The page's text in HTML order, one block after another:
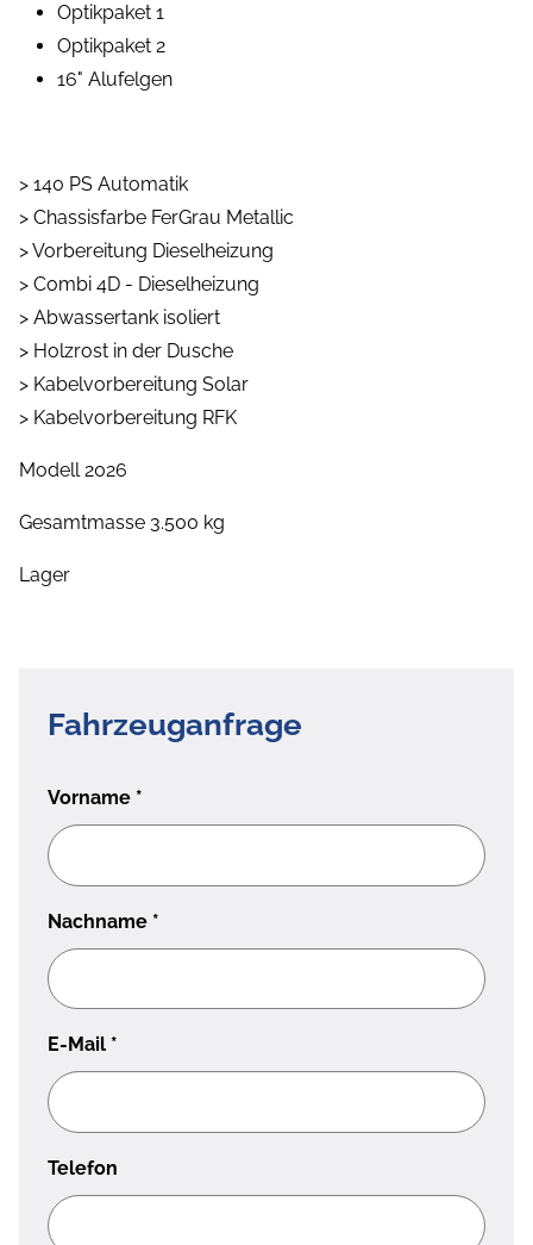
Optikpaket 1
Optikpaket 2
16" Alufelgen
> 140 PS Automatik
> Chassisfarbe FerGrau Metallic
> Vorbereitung Dieselheizung
> Combi 4D - Dieselheizung
> Abwassertank isoliert
> Holzrost in der Dusche
> Kabelvorbereitung Solar
> Kabelvorbereitung RFK
Modell 2026
Gesamtmasse 3.500 kg
Lager
Fahrzeuganfrage
Vorname *
Nachname *
E-Mail *
Telefon